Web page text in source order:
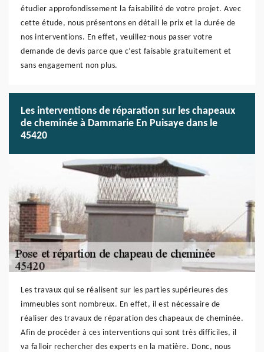
étudier approfondissement la faisabilité de votre projet. Avec
cette étude, nous présentons en détail le prix et la durée de
nos interventions. En effet, veuillez-nous passer votre
demande de devis parce que c’est faisable gratuitement et
sans engagement non plus.
Les interventions de réparation sur les chapeaux
de cheminée à Dammarie En Puisaye dans le
45420
Les travaux qui se réalisent sur les parties supérieures des
immeubles sont nombreux. En effet, il est nécessaire de
réaliser des travaux de réparation des chapeaux de cheminée.
Afin de procéder à ces interventions qui sont très difficiles, il
va falloir rechercher des experts en la matière. Donc, nous